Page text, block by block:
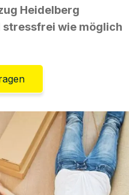
Heidelberg
stressfrei wie möglich